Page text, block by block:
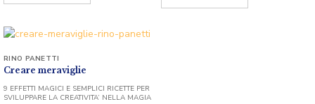
Creare meraviglie
RINO PANETTI
9 EFFETTI MAGICI E SEMPLICI RICETTE PER
SVILUPPARE LA CREATIVITA’ NELLA MAGIA